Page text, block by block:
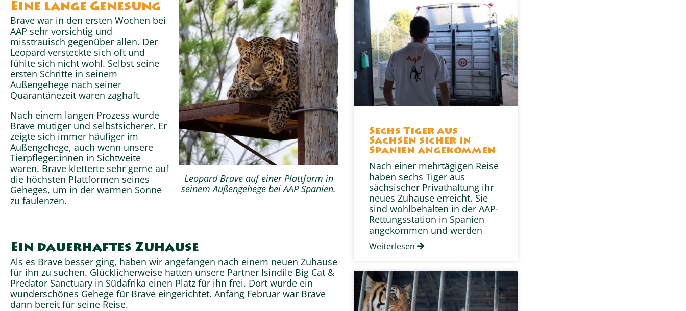
Eine lange Genesung
Brave war in den ersten Wochen bei
AAP sehr vorsichtig und
misstrauisch gegenüber allen. Der
Leopard versteckte sich oft und
fühlte sich nicht wohl. Selbst seine
ersten Schritte in seinem
Außengehege nach seiner
Quarantänezeit waren zaghaft.
Nach einem langen Prozess wurde
Brave mutiger und selbstsicherer. Er
zeigte sich immer häufiger im
Außengehege, auch wenn unsere
Tierpfleger:innen in Sichtweite
waren. Brave kletterte sehr gerne auf
die höchsten Plattformen seines
Geheges, um in der warmen Sonne
zu faulenzen.
Leopard Brave auf einer Plattform in
seinem Außengehege bei AAP Spanien.
Ein dauerhaftes Zuhause
Als es Brave besser ging, haben wir angefangen nach einem neuen Zuhause
für ihn zu suchen. Glücklicherweise hatten unsere Partner Isindile Big Cat &
Predator Sanctuary in Südafrika einen Platz für ihn frei. Dort wurde ein
wunderschönes Gehege für Brave eingerichtet. Anfang Februar war Brave
dann bereit für seine Reise.
Sechs Tiger aus
Sachsen sicher in
Spanien angekommen
Nach einer mehrtägigen Reise
haben sechs Tiger aus
sächsischer Privathaltung ihr
neues Zuhause erreicht. Sie
sind wohlbehalten in der AAP-
Rettungsstation in Spanien
angekommen und werden
Weiterlesen